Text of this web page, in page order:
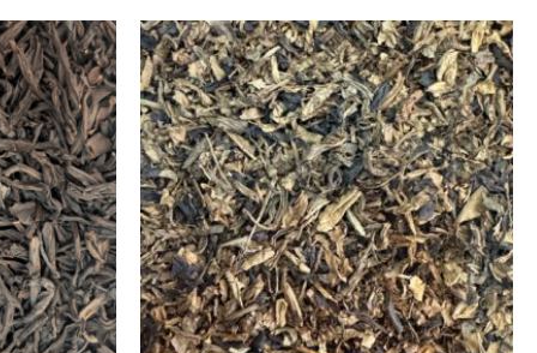
Rango
de
precios:
desde
3,40 €
hasta
68,00 €